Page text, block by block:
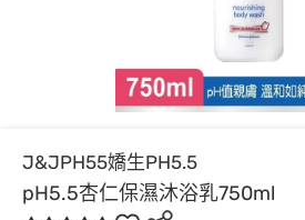
J&JPH55嬌生PH5.5
pH5.5杏仁保濕沐浴乳750ml